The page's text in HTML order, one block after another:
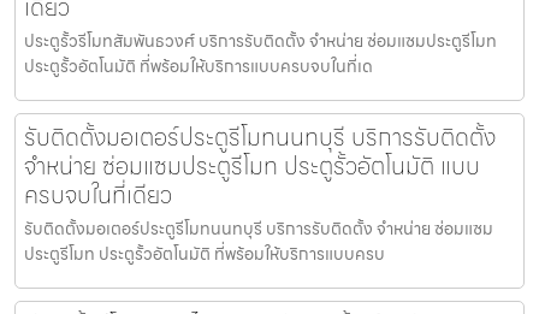
ประตูรั้วรีโมทสัมพันธวงศ์ บริการรับติดตั้ง จำหน่าย ซ่อมแซมประตูรีโมท
ประตูรั้วอัตโนมัติ ที่พร้อมให้บริการแบบครบจบในที่เด
รับติดตั้งมอเตอร์ประตูรีโมทนนทบุรี บริการรับติดตั้ง
จำหน่าย ซ่อมแซมประตูรีโมท ประตูรั้วอัตโนมัติ แบบ
ครบจบในที่เดียว
รับติดตั้งมอเตอร์ประตูรีโมทนนทบุรี บริการรับติดตั้ง จำหน่าย ซ่อมแซม
ประตูรีโมท ประตูรั้วอัตโนมัติ ที่พร้อมให้บริการแบบครบ